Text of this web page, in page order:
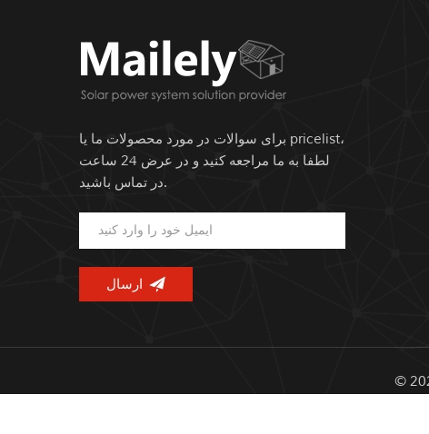
برای سوالات در مورد محصولات ما یا pricelist،
لطفا به ما مراجعه کنید و در عرض 24 ساعت
در تماس باشید.